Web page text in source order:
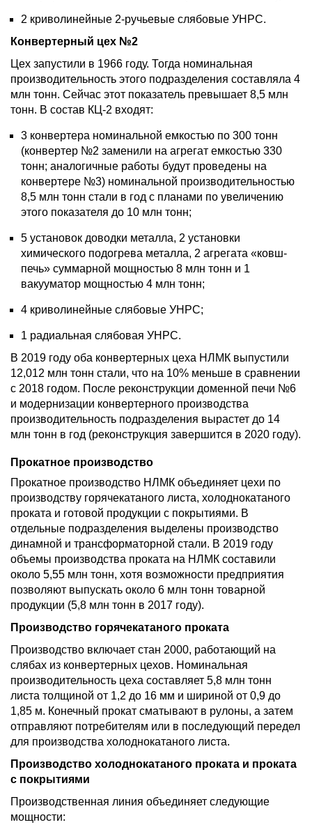
2 криволинейные 2-ручьевые слябовые УНРС.
Конвертерный цех №2
Цех запустили в 1966 году. Тогда номинальная
производительность этого подразделения составляла 4
млн тонн. Сейчас этот показатель превышает 8,5 млн
тонн. В состав КЦ-2 входят:
3 конвертера номинальной емкостью по 300 тонн
(конвертер №2 заменили на агрегат емкостью 330
тонн; аналогичные работы будут проведены на
конвертере №3) номинальной производительностью
8,5 млн тонн стали в год с планами по увеличению
этого показателя до 10 млн тонн;
5 установок доводки металла, 2 установки
химического подогрева металла, 2 агрегата «ковш-
печь» суммарной мощностью 8 млн тонн и 1
вакууматор мощностью 4 млн тонн;
4 криволинейные слябовые УНРС;
1 радиальная слябовая УНРС.
В 2019 году оба конвертерных цеха НЛМК выпустили
12,012 млн тонн стали, что на 10% меньше в сравнении
с 2018 годом. После реконструкции доменной печи №6
и модернизации конвертерного производства
производительность подразделения вырастет до 14
млн тонн в год (реконструкция завершится в 2020 году).
Прокатное производство
Прокатное производство НЛМК объединяет цехи по
производству горячекатаного листа, холоднокатаного
проката и готовой продукции с покрытиями. В
отдельные подразделения выделены производство
динамной и трансформаторной стали. В 2019 году
объемы производства проката на НЛМК составили
около 5,55 млн тонн, хотя возможности предприятия
позволяют выпускать около 6 млн тонн товарной
продукции (5,8 млн тонн в 2017 году).
Производство горячекатаного проката
Производство включает стан 2000, работающий на
слябах из конвертерных цехов. Номинальная
производительность цеха составляет 5,8 млн тонн
листа толщиной от 1,2 до 16 мм и шириной от 0,9 до
1,85 м. Конечный прокат сматывают в рулоны, а затем
отправляют потребителям или в последующий передел
для производства холоднокатаного листа.
Производство холоднокатаного проката и проката
с покрытиями
Производственная линия объединяет следующие
мощности: